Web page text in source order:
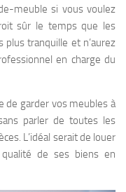
meuble si vous voulez
sûr le temps que les
plus tranquille et n’aurez
en charge du
de garder vos meubles à
parler de toutes les
L’idéal serait de louer
de ses biens en